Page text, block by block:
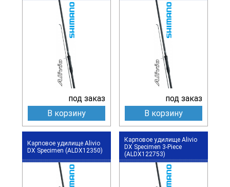
под заказ
В корзину
под заказ
В корзину
Карповое удилище Alivio
DX Specimen (ALDX12350)
Карповое удилище Alivio
DX Specimen 3-Piece
(ALDX122753)